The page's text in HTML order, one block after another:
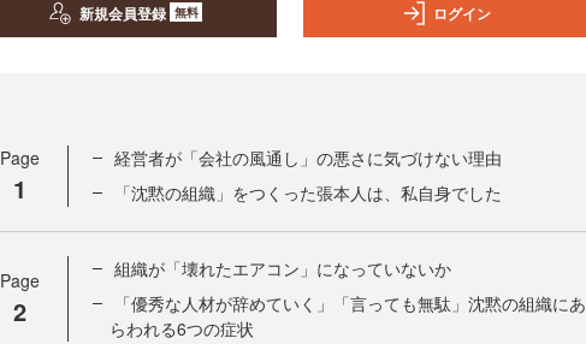
新規会員登録 無料 ログイン
Page
1
経営者が「会社の風通し」の悪さに気づけない理由
「沈黙の組織」をつくった張本人は、私自身でした
Page
2
組織が「壊れたエアコン」になっていないか
「優秀な人材が辞めていく」「言っても無駄」沈黙の組織にあ
らわれる6つの症状